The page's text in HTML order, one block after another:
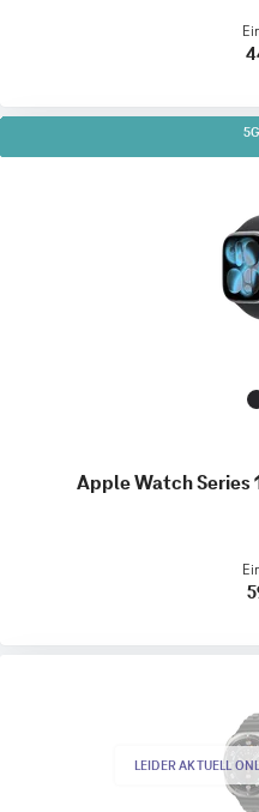
5G
Apple Watch Series
LEIDER AKTUELL